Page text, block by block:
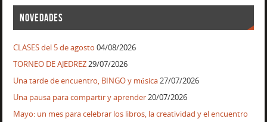
NOVEDADES
CLASES del 5 de agosto 04/08/2026
TORNEO DE AJEDREZ29/07/2026
Una tarde de encuentro, BINGO y música27/07/2026
Una pausa para compartir y aprender20/07/2026
Mayo: un mes para celebrar los libros, la creatividad y el encuentro